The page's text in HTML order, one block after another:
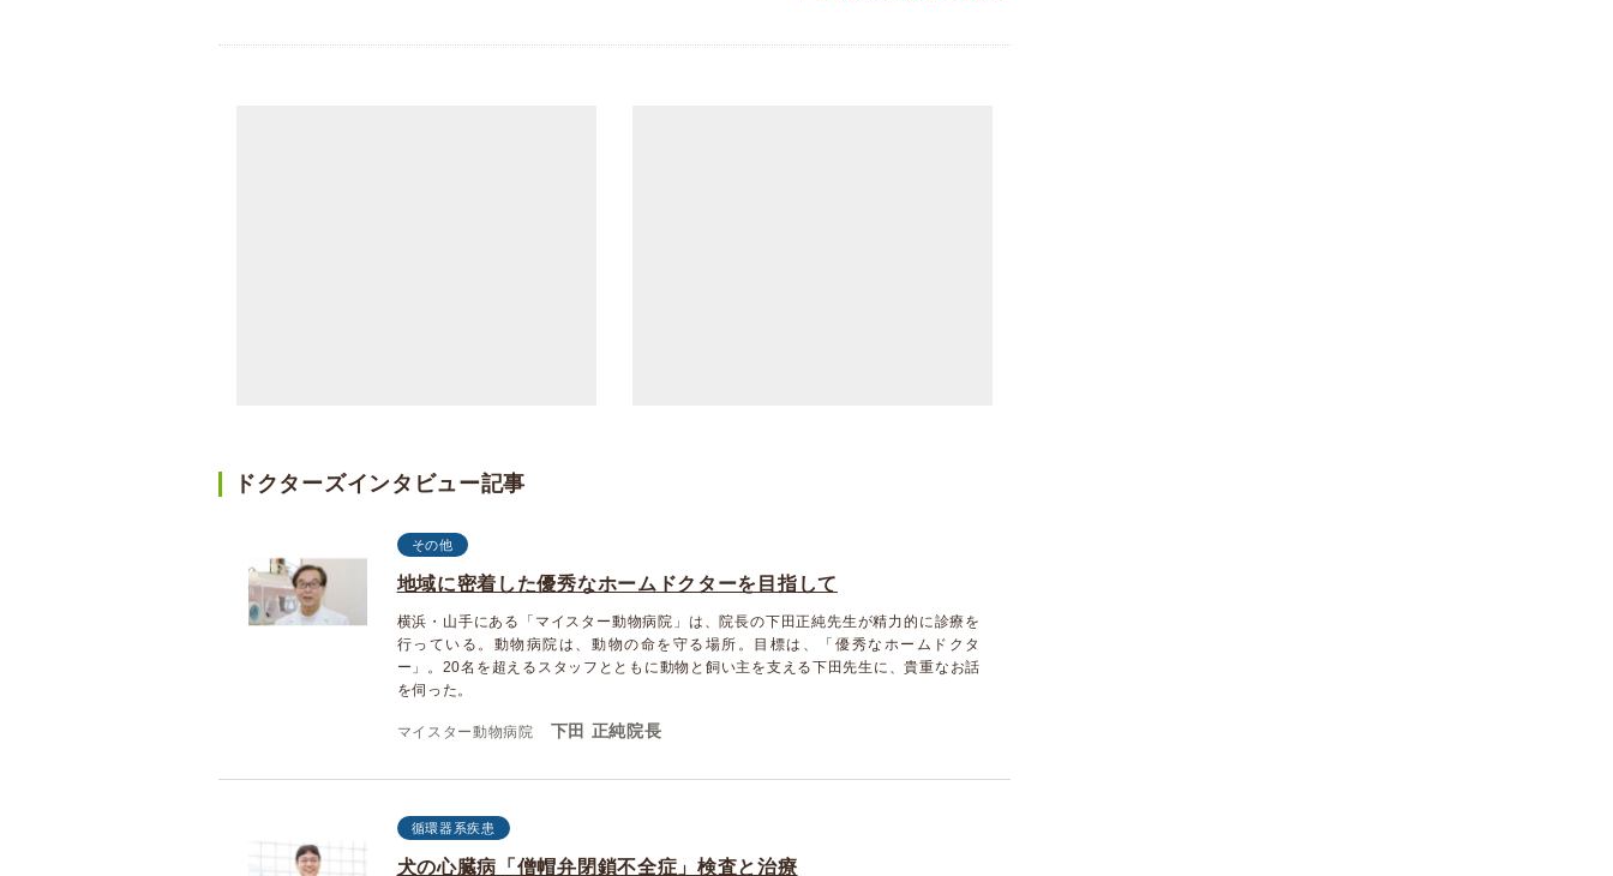
ドクターズインタビュー記事
その他
地域に密着した優秀なホームドクターを目指して
横浜・山手にある「マイスター動物病院」は、院長の下田正純先生が精力的に診療を
行っている。動物病院は、動物の命を守る場所。目標は、「優秀なホームドクタ
ー」。20名を超えるスタッフとともに動物と飼い主を支える下田先生に、貴重なお話
を伺った。
マイスター動物病院 下田 正純院長
循環器系疾患
犬の心臓病「僧帽弁閉鎖不全症」検査と治療